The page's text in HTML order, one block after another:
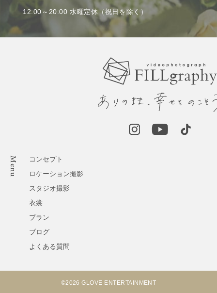
Menu
コンセプト
ロケーション撮影
スタジオ撮影
衣裳
プラン
ブログ
よくある質問
12:00～20:00 水曜定休（祝日を除く）
©2026 GLOVE ENTERTAINMENT